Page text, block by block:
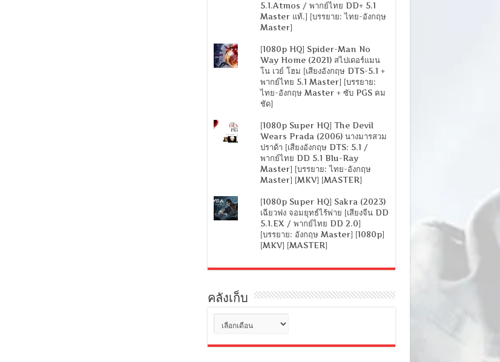
5.1.Atmos / พากย์ไทย DD+ 5.1
Master แท้.] [บรรยาย: ไทย-อังกฤษ
Master]
[1080p HQ] Spider-Man No
Way Home (2021) สไปเดอร์แมน
โน เวย์ โฮม [เสียงอังกฤษ DTS-5.1 +
พากย์ไทย 5.1 Master] [บรรยาย:
ไทย-อังกฤษ Master + ซับ PGS คม
ชัด]
[1080p Super HQ] The Devil
Wears Prada (2006) นางมารสวม
ปราด้า [เสียงอังกฤษ DTS: 5.1 /
พากย์ไทย DD 5.1 Blu-Ray
Master] [บรรยาย: ไทย-อังกฤษ
Master] [MKV] [MASTER]
[1080p Super HQ] Sakra (2023)
เฉียวฟง จอมยุทธ์ไร้พ่าย [เสียงจีน DD
5.1.EX / พากย์ไทย DD 2.0]
[บรรยาย: อังกฤษ Master] [1080p]
[MKV] [MASTER]
คลังเก็บ
เก็บ